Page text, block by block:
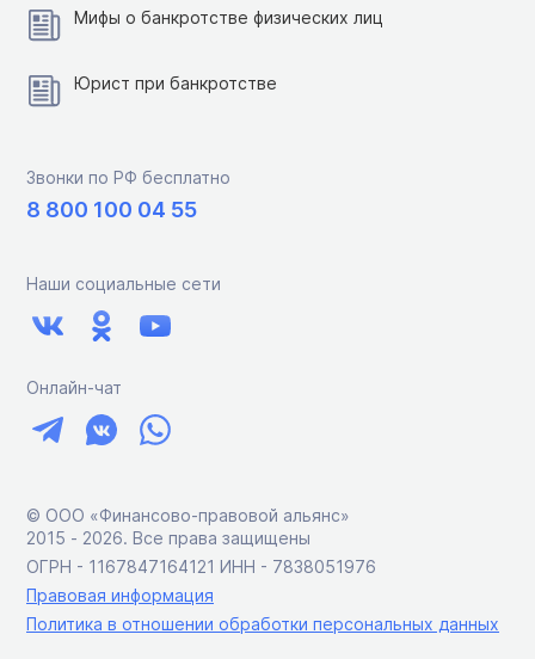
Мифы о банкротстве физических лиц
Юрист при банкротстве
Звонки по РФ бесплатно
8 800 100 04 55
Наши социальные сети
Онлайн-чат
© ООО «Финансово-правовой альянс»
2015 ‑ 2026. Все права защищены
ОГРН - 1167847164121 ИНН - 7838051976
Правовая информация
Политика в отношении обработки персональных данных